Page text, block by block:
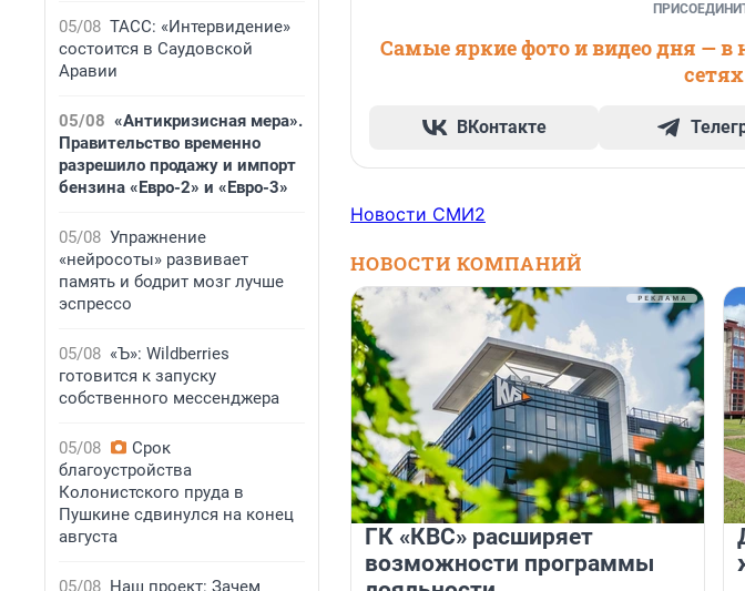
05/08 ТАСС: «Интервидение»
состоится в Саудовской
Аравии
05/08 «Антикризисная мера».
Правительство временно
разрешило продажу и импорт
бензина «Евро-2» и «Евро-3»
05/08 Упражнение
«нейросоты» развивает
память и бодрит мозг лучше
эспрессо
05/08 «Ъ»: Wildberries
готовится к запуску
собственного мессенджера
05/08
Срок
благоустройства
Колонистского пруда в
Пушкине сдвинулся на конец
августа
05/08 Наш проект: Зачем
Самые яркие фото и видео дня —
сетях
ВКонтакте
Новости СМИ2
НОВОСТИ КОМПАНИЙ
ГК «КВС» расширяет
возможности программы